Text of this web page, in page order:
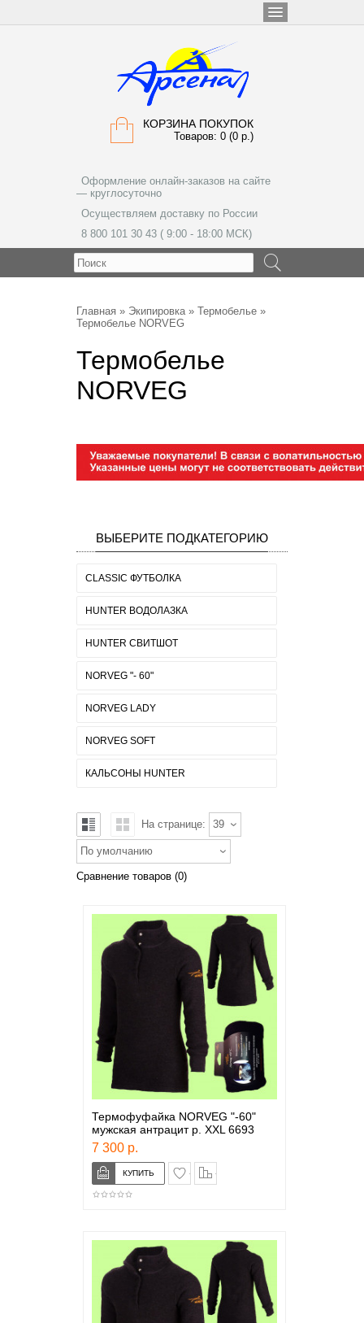
КОРЗИНА ПОКУПОК
Товаров: 0 (0 р.)
Оформление онлайн-заказов на сайте
— круглосуточно
Осуществляем доставку по России
8 800 101 30 43 ( 9:00 - 18:00 МСК)
Главная » Экипировка» Термобелье »
Термобелье NORVEG
Термобелье
NORVEG
ВЫБЕРИТЕ ПОДКАТЕГОРИЮ
CLASSIC ФУТБОЛКА
HUNTER ВОДОЛАЗКА
HUNTER СВИТШОТ
NORVEG "- 60"
NORVEG LADY
NORVEG SOFT
КАЛЬСОНЫ HUNTER
На странице: 39
По умолчанию
Сравнение товаров (0)
Термофуфайка NORVEG "-60"
мужская антрацит р. ХХL 6693
7 300 р.
в закладки